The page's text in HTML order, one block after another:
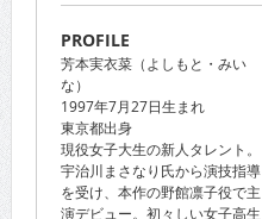
PROFILE
芳本実衣菜（よしもと・みい
な）
1997年7月27日生まれ
東京都出身
現役女子大生の新人タレント。
宇治川まさなり氏から演技指導
を受け、本作の野館凛子役で主
演デビュー。初々しい女子高生